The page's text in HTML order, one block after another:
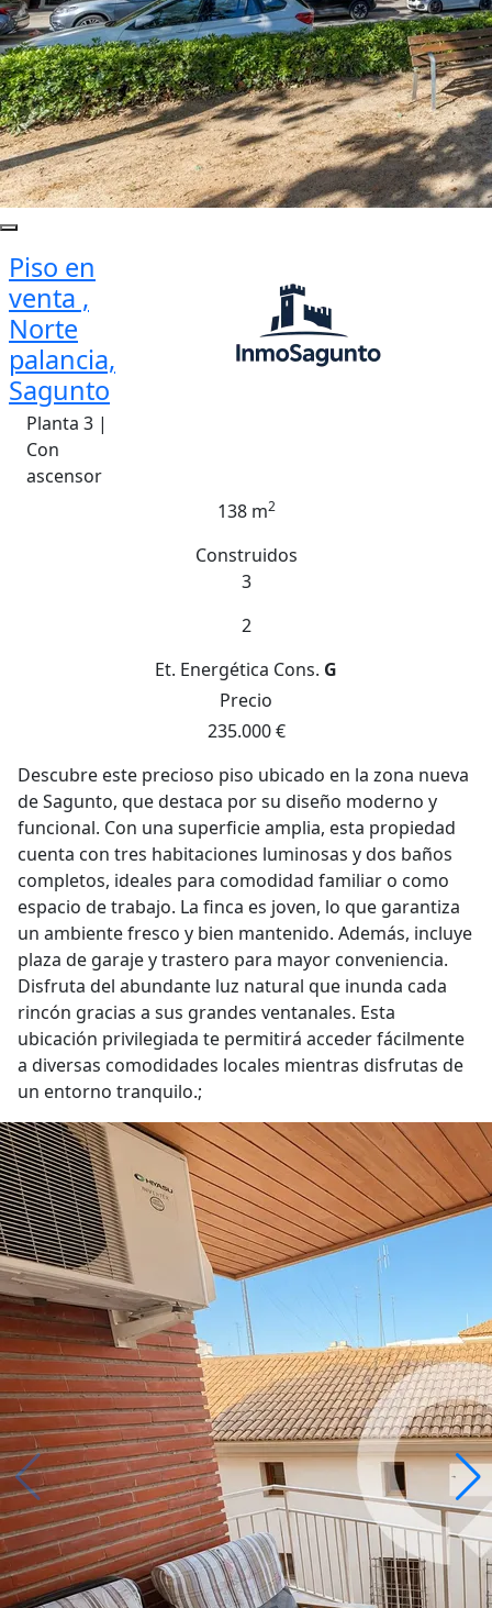
Piso en
venta ,
Norte
palancia,
Sagunto
Planta 3 |
Con
ascensor
138 m2
Construidos
3
2
Et. Energética Cons. G
Precio
235.000 €
Descubre este precioso piso ubicado en la zona nueva
de Sagunto, que destaca por su diseño moderno y
funcional. Con una superficie amplia, esta propiedad
cuenta con tres habitaciones luminosas y dos baños
completos, ideales para comodidad familiar o como
espacio de trabajo. La finca es joven, lo que garantiza
un ambiente fresco y bien mantenido. Además, incluye
plaza de garaje y trastero para mayor conveniencia.
Disfruta del abundante luz natural que inunda cada
rincón gracias a sus grandes ventanales. Esta
ubicación privilegiada te permitirá acceder fácilmente
a diversas comodidades locales mientras disfrutas de
un entorno tranquilo.;